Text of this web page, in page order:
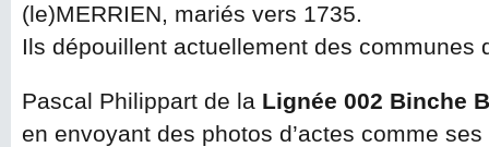
(le)MERRIEN, mariés vers 1735.
Ils dépouillent actuellement des communes
Pascal Philippart de la Lignée 002 Binche
en envoyant des photos d’actes comme